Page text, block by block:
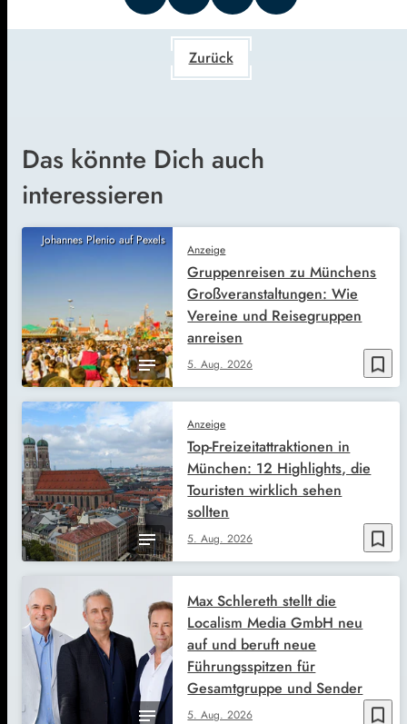
Zurück
Das könnte Dich auch
interessieren
Johannes Plenio auf Pexels
bookmark_border
Anzeige
5. Aug. 2026
Gruppenreisen zu Münchens
Großveranstaltungen: Wie
Vereine und Reisegruppen
anreisen
bookmark_border
Anzeige
5. Aug. 2026
Top-Freizeitattraktionen in
München: 12 Highlights, die
Touristen wirklich sehen
sollten
bookmark_border
5. Aug. 2026
Max Schlereth stellt die
Localism Media GmbH neu
auf und beruft neue
Führungsspitzen für
Gesamtgruppe und Sender